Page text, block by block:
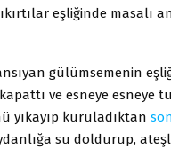
eşliğinde masalı
gülümsemenin
ve esneye esneye
yıkayıp kuruladıktan
su doldurup,